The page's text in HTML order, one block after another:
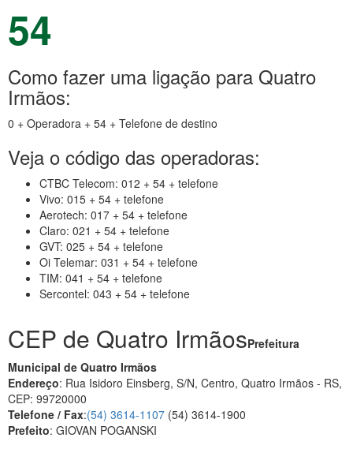
54
Como fazer uma ligação para Quatro
Irmãos:
0 + Operadora + 54 + Telefone de destino
Veja o código das operadoras:
CTBC Telecom: 012 + 54 + telefone
Vivo: 015 + 54 + telefone
Aerotech: 017 + 54 + telefone
Claro: 021 + 54 + telefone
GVT: 025 + 54 + telefone
Oi Telemar: 031 + 54 + telefone
TIM: 041 + 54 + telefone
Sercontel: 043 + 54 + telefone
CEP de Quatro IrmãosPrefeitura
Municipal de Quatro Irmãos
Endereço: Rua Isidoro Einsberg, S/N, Centro, Quatro Irmãos - RS,
CEP: 99720000
Telefone / Fax:(54) 3614-1107 (54) 3614-1900
Prefeito: GIOVAN POGANSKI